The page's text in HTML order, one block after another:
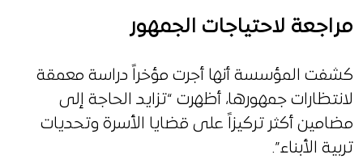
مراجعة لاحتياجات الجمهور
كشفت المؤسسة أنها أجرت مؤخراً دراسة معمقة
لانتظارات جمهورها، أظهرت “تزايد الحاجة إلى
مضامين أكثر تركيزاً على قضايا الأسرة وتحديات
تربية الأبناء”.